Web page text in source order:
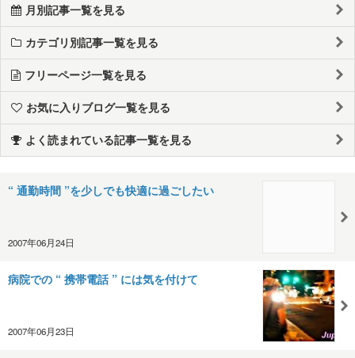
月別記事一覧を見る
カテゴリ別記事一覧を見る
フリーページ一覧を見る
お気に入りブログ一覧を見る
よく読まれている記事一覧を見る
“ 通勤時間 ”を少しでも快適に過ごしたい
2007年06月24日
病院での “ 携帯電話 ” には気を付けて
2007年06月23日